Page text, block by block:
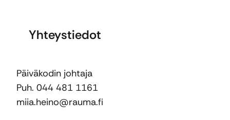
Yhteystiedot
Päiväkodin johtaja
Puh. 044 481 1161
miia.heino@rauma.fi